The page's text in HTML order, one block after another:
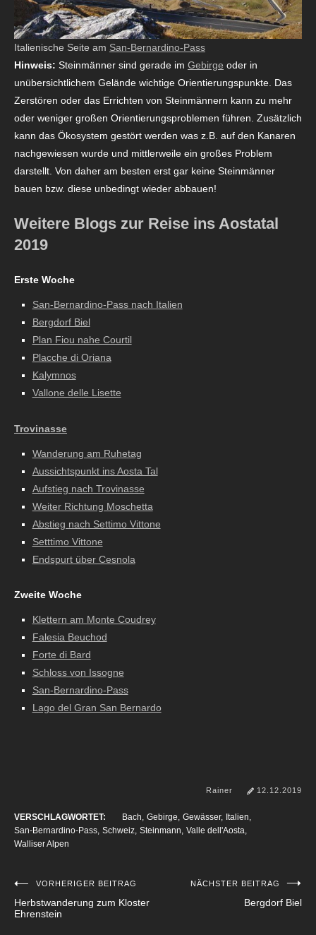
Italienische Seite am San-Bernardino-Pass
Hinweis: Steinmänner sind gerade im Gebirge oder in
unübersichtlichem Gelände wichtige Orientierungspunkte. Das
Zerstören oder das Errichten von Steinmännern kann zu mehr
oder weniger großen Orientierungsproblemen führen. Zusätzlich
kann das Ökosystem gestört werden was z.B. auf den Kanaren
nachgewiesen wurde und mittlerweile ein großes Problem
darstellt. Von daher am besten erst gar keine Steinmänner
bauen bzw. diese unbedingt wieder abbauen!
Weitere Blogs zur Reise ins Aostatal
2019
Erste Woche
San-Bernardino-Pass nach Italien
Bergdorf Biel
Plan Fiou nahe Courtil
Placche di Oriana
Kalymnos
Vallone delle Lisette
Trovinasse
Wanderung am Ruhetag
Aussichtspunkt ins Aosta Tal
Aufstieg nach Trovinasse
Weiter Richtung Moschetta
Abstieg nach Settimo Vittone
Setttimo Vittone
Endspurt über Cesnola
Zweite Woche
Klettern am Monte Coudrey
Falesia Beuchod
Forte di Bard
Schloss von Issogne
San-Bernardino-Pass
Lago del Gran San Bernardo
Rainer 12.12.2019
VERSCHLAGWORTET: Bach Gebirge Gewässer Italien
San-Bernardino-Pass Schweiz Steinmann Valle dell'Aosta
Walliser Alpen
Beitragsnavigation
VORHERIGER BEITRAG
Herbstwanderung zum Kloster
Ehrenstein
NÄCHSTER BEITRAG
Bergdorf Biel